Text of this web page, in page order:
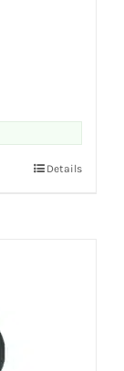
Details